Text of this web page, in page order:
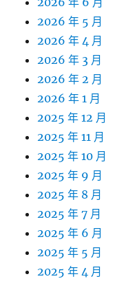
2026 年 5 月
2026 年 4 月
2026 年 3 月
2026 年 2 月
2026 年 1 月
2025 年 12 月
2025 年 11 月
2025 年 10 月
2025 年 9 月
2025 年 8 月
2025 年 7 月
2025 年 6 月
2025 年 5 月
2025 年 4 月